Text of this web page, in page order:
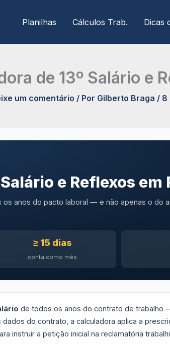
Planilhas Cálculos Trab. Dicas
de 13º Salário e
um comentário / Por Gilberto Braga / 8
e Reflexos em
os anos do pacto laboral — e não apenas o do
≥ 15 dias
conta como mês
de todos os anos do contrato de trabalho
do contrato, a calculadora aplica a
instruir a petição inicial na reclamatória